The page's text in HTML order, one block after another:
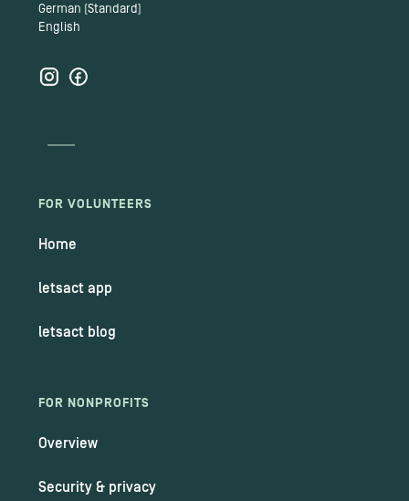
German (Standard)
English
FOR VOLUNTEERS
Home
letsact app
letsact blog
FOR NONPROFITS
Overview
Security & privacy